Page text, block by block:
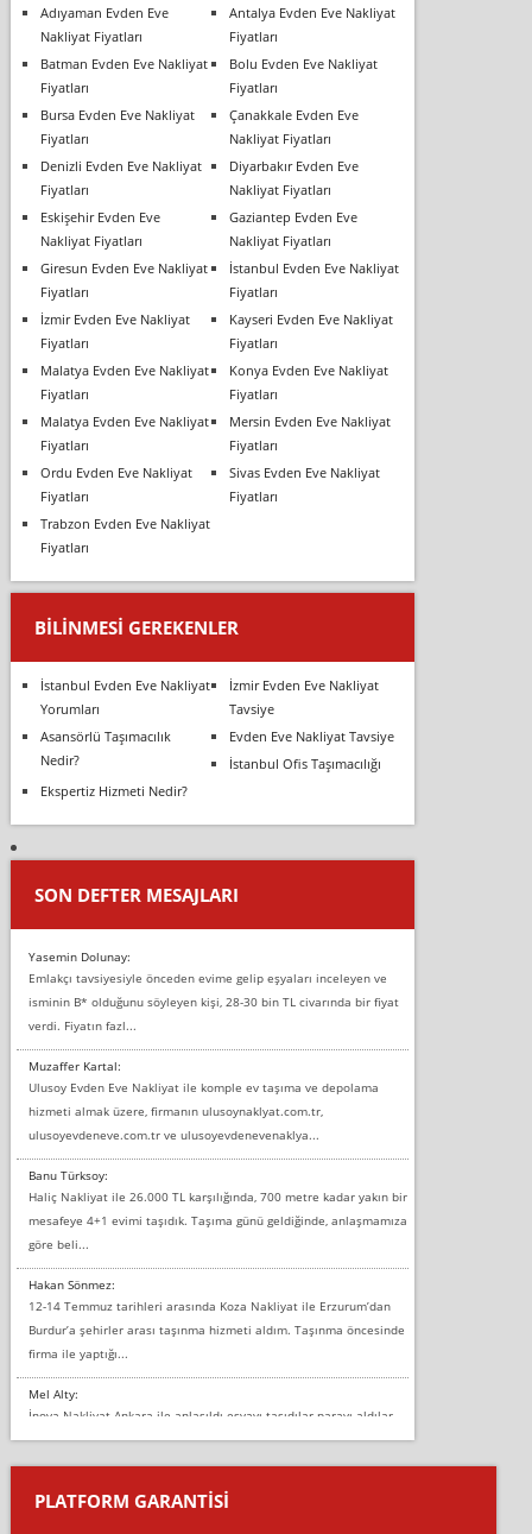
Adıyaman Evden Eve
Nakliyat Fiyatları
Antalya Evden Eve Nakliyat
Fiyatları
Batman Evden Eve Nakliyat
Fiyatları
Bolu Evden Eve Nakliyat
Fiyatları
Bursa Evden Eve Nakliyat
Fiyatları
Çanakkale Evden Eve
Nakliyat Fiyatları
Denizli Evden Eve Nakliyat
Fiyatları
Diyarbakır Evden Eve
Nakliyat Fiyatları
Eskişehir Evden Eve
Nakliyat Fiyatları
Gaziantep Evden Eve
Nakliyat Fiyatları
Giresun Evden Eve Nakliyat
Fiyatları
İstanbul Evden Eve Nakliyat
Fiyatları
İzmir Evden Eve Nakliyat
Fiyatları
Kayseri Evden Eve Nakliyat
Fiyatları
Malatya Evden Eve Nakliyat
Fiyatları
Konya Evden Eve Nakliyat
Fiyatları
Malatya Evden Eve Nakliyat
Fiyatları
Mersin Evden Eve Nakliyat
Fiyatları
Ordu Evden Eve Nakliyat
Fiyatları
Sivas Evden Eve Nakliyat
Fiyatları
Trabzon Evden Eve Nakliyat
Fiyatları
BILINMESI GEREKENLER
İstanbul Evden Eve Nakliyat
Yorumları
İzmir Evden Eve Nakliyat
Tavsiye
Asansörlü Taşımacılık
Nedir?
Evden Eve Nakliyat Tavsiye
İstanbul Ofis Taşımacılığı
Ekspertiz Hizmeti Nedir?
SON DEFTER MESAJLARI
Yasemin Dolunay:
Emlakçı tavsiyesiyle önceden evime gelip eşyaları inceleyen ve
isminin B* olduğunu söyleyen kişi, 28-30 bin TL civarında bir fiyat
verdi. Fiyatın fazl...
Muzaffer Kartal:
Ulusoy Evden Eve Nakliyat ile komple ev taşıma ve depolama
hizmeti almak üzere, firmanın ulusoynaklyat.com.tr,
ulusoyevdeneve.com.tr ve ulusoyevdenevenaklya...
Banu Türksoy:
Haliç Nakliyat ile 26.000 TL karşılığında, 700 metre kadar yakın bir
mesafeye 4+1 evimi taşıdık. Taşıma günü geldiğinde, anlaşmamıza
göre beli...
Hakan Sönmez:
12-14 Temmuz tarihleri arasında Koza Nakliyat ile Erzurum’dan
Burdur’a şehirler arası taşınma hizmeti aldım. Taşınma öncesinde
firma ile yaptığı...
Mel Alty:
İnova Nakliyat Ankara ile anlaşıldı eşyayı taşıdılar parayı aldılar.
Salon duvarına bir baktım birisi boydan alüminyum renkli bantı
yapıştırm...
Murat:
PLATFORM GARANTİSİ